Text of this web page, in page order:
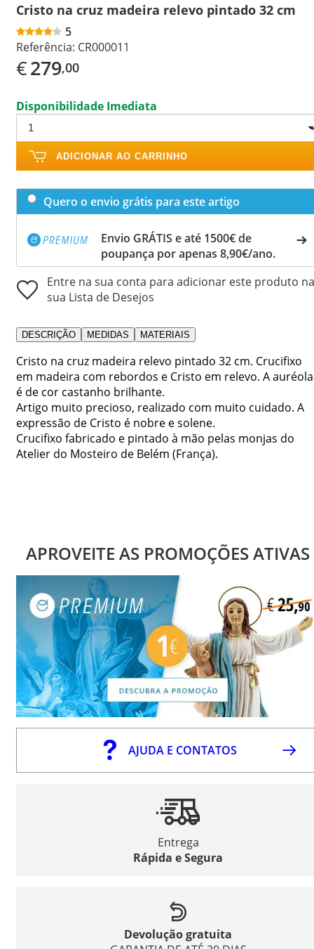
Cristo na cruz madeira relevo pintado 32 cm
5
Referência: CR000011
€279,00
Disponibilidade Imediata
ADICIONAR AO CARRINHO
Quero o envio grátis para este artigo
Envio GRÁTIS e até 1500€ de
poupança por apenas 8,90€/ano.
Entre na sua conta para adicionar este produto na
sua Lista de Desejos
DESCRIÇÃO MEDIDAS MATERIAIS
Cristo na cruz madeira relevo pintado 32 cm. Crucifixo
em madeira com rebordos e Cristo em relevo. A auréola
é de cor castanho brilhante.
Artigo muito precioso, realizado com muito cuidado. A
expressão de Cristo é nobre e solene.
Crucifixo fabricado e pintado à mão pelas monjas do
Atelier do Mosteiro de Belém (França).
APROVEITE AS PROMOÇÕES ATIVAS
AJUDA E CONTATOS
Entrega
Rápida e Segura
Devolução gratuita